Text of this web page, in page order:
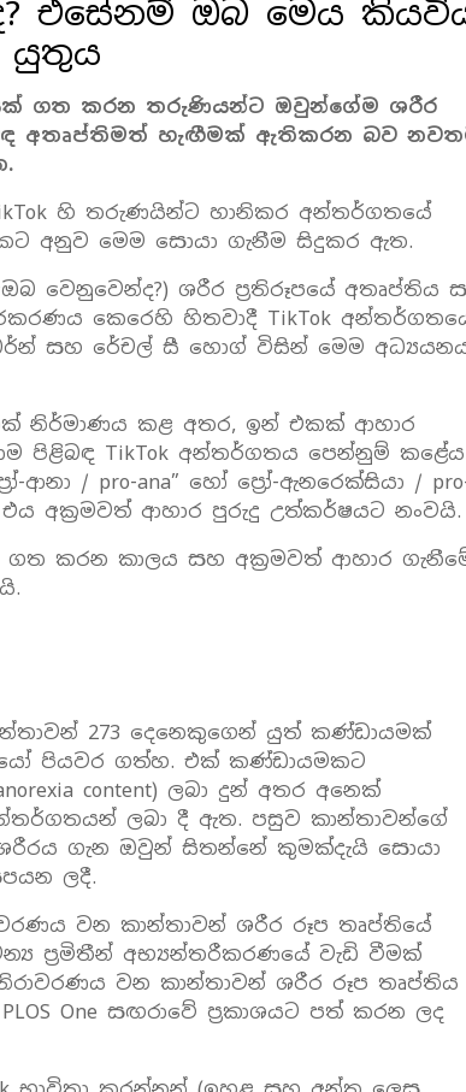
එසේනම් ඔබ මෙය
යුතුය
ගත කරන තරුණියන්ට ඔවුන්ගේම ශරීර
අතෘප්තිමත් හැඟීමක් ඇතිකරන බව
හි තරුණයින්ට හානිකර අන්තර්ගතයේ
අනුව මෙම සොයා ගැනීම සිදුකර ඇත.
වෙනුවෙන්ද?) ශරීර ප්‍රතිරූපයේ අතෘප්තිය
කෙරෙහි හිතවාදී TikTok
සහ රේචල් සී හොග් විසින් මෙම
නිර්මාණය කළ අතර, ඉන් එකක් ආහාර
පිළිබඳ TikTok අන්තර්ගතය පෙන්නුම්
/ pro-ana” හෝ ප්‍රෝ-ඇනරෙක්සියා /
අක්‍රමවත් ආහාර පුරුදු උත්කර්ෂයට නංවයි.
ගත කරන කාලය සහ අක්‍රමවත් ආහාර
273 දෙනෙකුගෙන් යුත් කණ්ඩායමක්
පියවර ගත්හ. එක් කණ්ඩායමකට
content) ලබා දුන් අතර අනෙක්
ලබා දී ඇත. පසුව කාන්තාවන්ගේ
ගැන ඔවුන් සිතන්නේ කුමක්දැයි සොයා
ලදී.
වන කාන්තාවන් ශරීර රූප තෘප්තියේ
ප්‍රමිතීන් අභ්‍යන්තරීකරණයේ වැඩි වීමක්
වන කාන්තාවන් ශරීර රූප තෘප්තිය
One සඟරාවේ ප්‍රකාශයට පත් කරන ලද